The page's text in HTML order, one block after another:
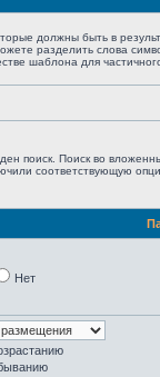
должны быть в
разделить слова
шаблона для
поиск. Поиск во
соответствующую
Нет